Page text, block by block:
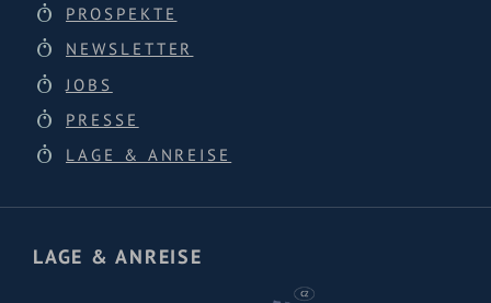
PROSPEKTE
NEWSLETTER
JOBS
PRESSE
LAGE & ANREISE
LAGE & ANREISE